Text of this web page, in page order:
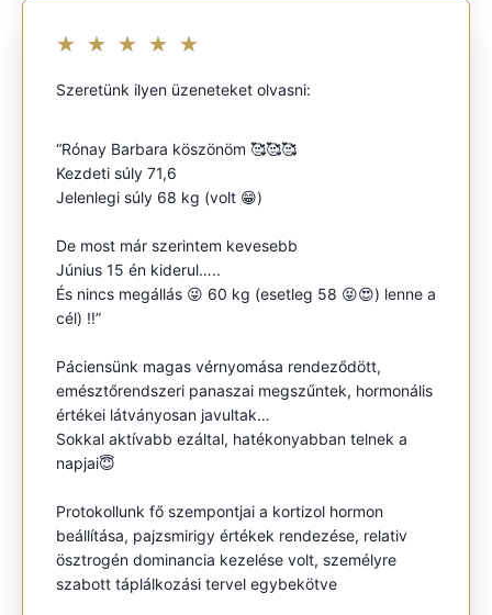
★ ★ ★ ★ ★
Szeretünk ilyen üzeneteket olvasni:
“Rónay Barbara köszönöm 🥰🥰🥰
Kezdeti súly 71,6
Jelenlegi súly 68 kg (volt 😁)
De most már szerintem kevesebb
Június 15 én kiderul…..
És nincs megállás 😜 60 kg (esetleg 58 😝😍) lenne a
cél) ‼️”
Páciensünk magas vérnyomása rendeződött,
emésztőrendszeri panaszai megszűntek, hormonális
értékei látványosan javultak…
Sokkal aktívabb ezáltal, hatékonyabban telnek a
napjai😇
Protokollunk fő szempontjai a kortizol hormon
beállítása, pajzsmirigy értékek rendezése, relativ
ösztrogén dominancia kezelése volt, személyre
szabott táplálkozási tervel egybekötve